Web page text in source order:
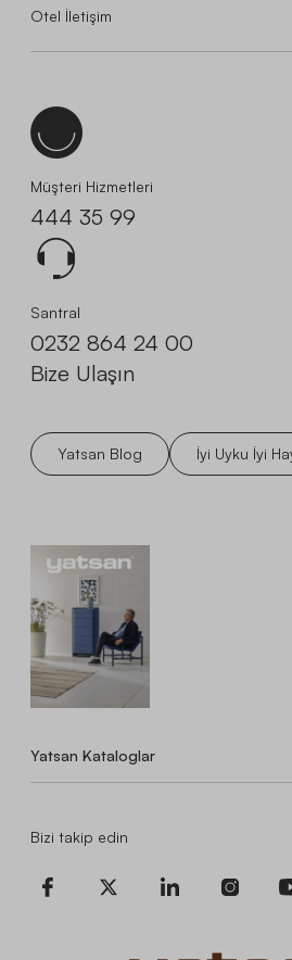
Otel İletişim
Müşteri Hizmetleri
444 35 99
Santral
0232 864 24 00
Bize Ulaşın
Yatsan Blog İyi Uyku İyi
Yatsan Kataloglar
Bizi takip edin